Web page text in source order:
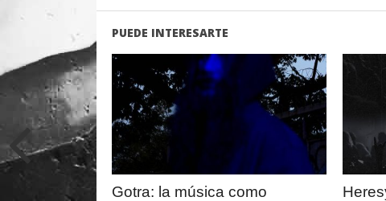
PUEDE INTERESARTE
LEER
Gotra: la música como